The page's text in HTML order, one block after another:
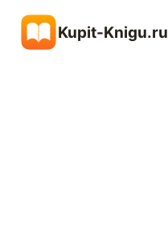
содержимому
Kupit-Knigu.ru